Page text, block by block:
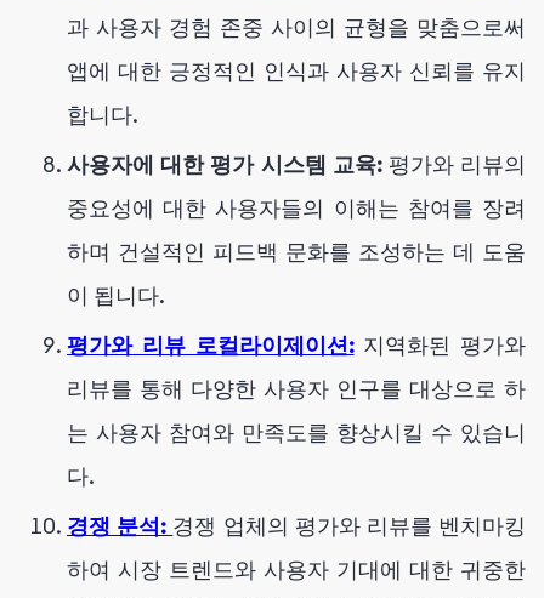
과 사용자 경험 존중 사이의 균형을 맞춤으로써
앱에 대한 긍정적인 인식과 사용자 신뢰를 유지
합니다.
사용자에 대한 평가 시스템 교육: 평가와 리뷰의
중요성에 대한 사용자들의 이해는 참여를 장려
하며 건설적인 피드백 문화를 조성하는 데 도움
이 됩니다.
평가와 리뷰 로컬라이제이션: 지역화된 평가와
리뷰를 통해 다양한 사용자 인구를 대상으로 하
는 사용자 참여와 만족도를 향상시킬 수 있습니
다.
경쟁 분석: 경쟁 업체의 평가와 리뷰를 벤치마킹
하여 시장 트렌드와 사용자 기대에 대한 귀중한